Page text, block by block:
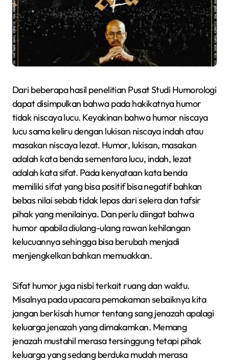
Dari beberapa hasil penelitian Pusat Studi Humorologi
dapat disimpulkan bahwa pada hakikatnya humor
tidak niscaya lucu. Keyakinan bahwa humor niscaya
lucu sama keliru dengan lukisan niscaya indah atau
masakan niscaya lezat. Humor, lukisan, masakan
adalah kata benda sementara lucu, indah, lezat
adalah kata sifat. Pada kenyataan kata benda
memiliki sifat yang bisa positif bisa negatif bahkan
bebas nilai sebab tidak lepas dari selera dan tafsir
pihak yang menilainya. Dan perlu diingat bahwa
humor apabila diulang-ulang rawan kehilangan
kelucuannya sehingga bisa berubah menjadi
menjengkelkan bahkan memuakkan.
Sifat humor juga nisbi terkait ruang dan waktu.
Misalnya pada upacara pemakaman sebaiknya kita
jangan berkisah humor tentang sang jenazah apalagi
keluarga jenazah yang dimakamkan. Memang
jenazah mustahil merasa tersinggung tetapi pihak
keluarga yang sedang berduka mudah merasa